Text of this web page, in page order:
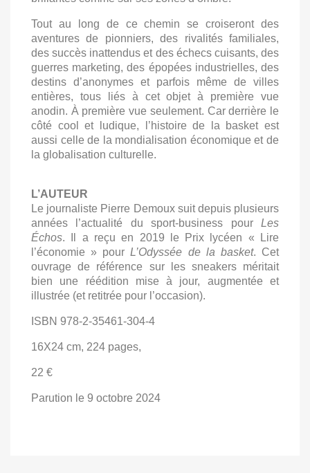
Tout au long de ce chemin se croiseront des
aventures de pionniers, des rivalités familiales,
des succès inattendus et des échecs cuisants, des
guerres marketing, des épopées industrielles, des
destins d’anonymes et parfois même de villes
entières, tous liés à cet objet à première vue
anodin. À première vue seulement. Car derrière le
côté cool et ludique, l’histoire de la basket est
aussi celle de la mondialisation économique et de
la globalisation culturelle.
L’AUTEUR
Le journaliste Pierre Demoux suit depuis plusieurs
années l’actualité du sport-business pour Les
Échos. Il a reçu en 2019 le Prix lycéen « Lire
l’économie » pourL’Odyssée de la basket. Cet
ouvrage de référence sur les sneakers méritait
bien une réédition mise à jour, augmentée et
illustrée (et retitrée pour l’occasion).
ISBN 978-2-35461-304-4
16X24 cm, 224 pages,
22 €
Parution le 9 octobre 2024